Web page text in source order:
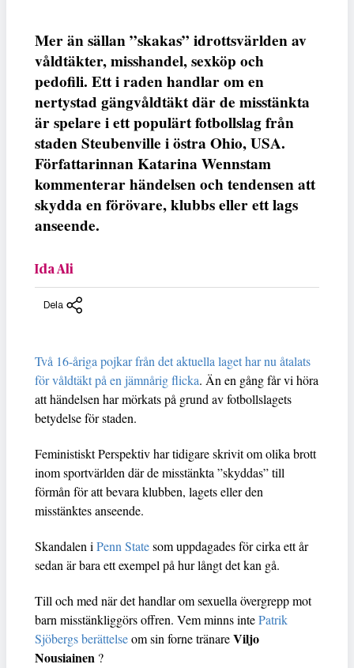
Mer än sällan ”skakas” idrottsvärlden av
våldtäkter, misshandel, sexköp och
pedofili. Ett i raden handlar om en
nertystad gängvåldtäkt där de misstänkta
är spelare i ett populärt fotbollslag från
staden Steubenville i östra Ohio, USA.
FörfattarinnanKatarina Wennstam
kommenterar händelsen och tendensen att
skydda en förövare, klubbs eller ett lags
anseende.
Ida Ali
Dela
Två 16-åriga pojkar från det aktuella laget har nu åtalats
för våldtäkt på en jämnårig flicka. Än en gång får vi höra
att händelsen har mörkats på grund av fotbollslagets
betydelse för staden.
Feministiskt Perspektiv har tidigare skrivit om olika brott
inom sportvärlden där de misstänkta ”skyddas” till
förmån för att bevara klubben, lagets eller den
misstänktes anseende.
Skandalen i Penn Statesom uppdagades för cirka ett år
sedan är bara ett exempel på hur långt det kan gå.
Till och med när det handlar om sexuella övergrepp mot
barn misstänkliggörs offren. Vem minns intePatrik
Sjöbergs berättelseom sin forne tränareViljo
Nousiainen ?